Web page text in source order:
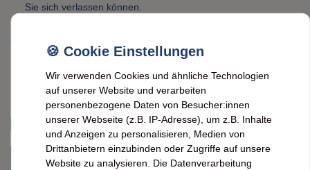
Sie sich verlassen können.
UVP 2,39 €
2,09 EUR*
Stck.
2,09 € / Stck.
sofort versandfertig. Lieferzeit ca. 2 Werktage
Artikel derzeit nicht verfügbar
Wir verwenden Cookies und ähnliche Technologien
auf unserer Website und verarbeiten
personenbezogene Daten von Besucher:innen
unserer Webseite (z.B. IP-Adresse), um z.B. Inhalte
und Anzeigen zu personalisieren, Medien von
Drittanbietern einzubinden oder Zugriffe auf unsere
Website zu analysieren. Die Datenverarbeitung